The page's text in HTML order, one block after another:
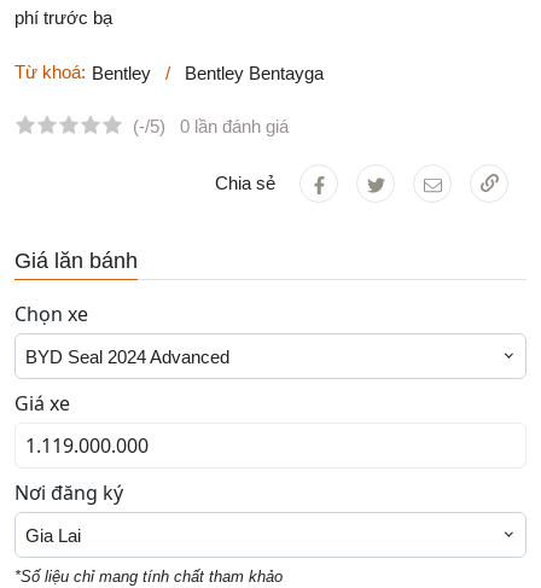
phí trước bạ
Từ khoá: Bentley / Bentley Bentayga
(-/5) 0 lần đánh giá
Chia sẻ
Giá lăn bánh
Chọn xe
BYD Seal 2024 Advanced
Giá xe
Nơi đăng ký
Gia Lai
*Số liệu chỉ mang tính chất tham khảo